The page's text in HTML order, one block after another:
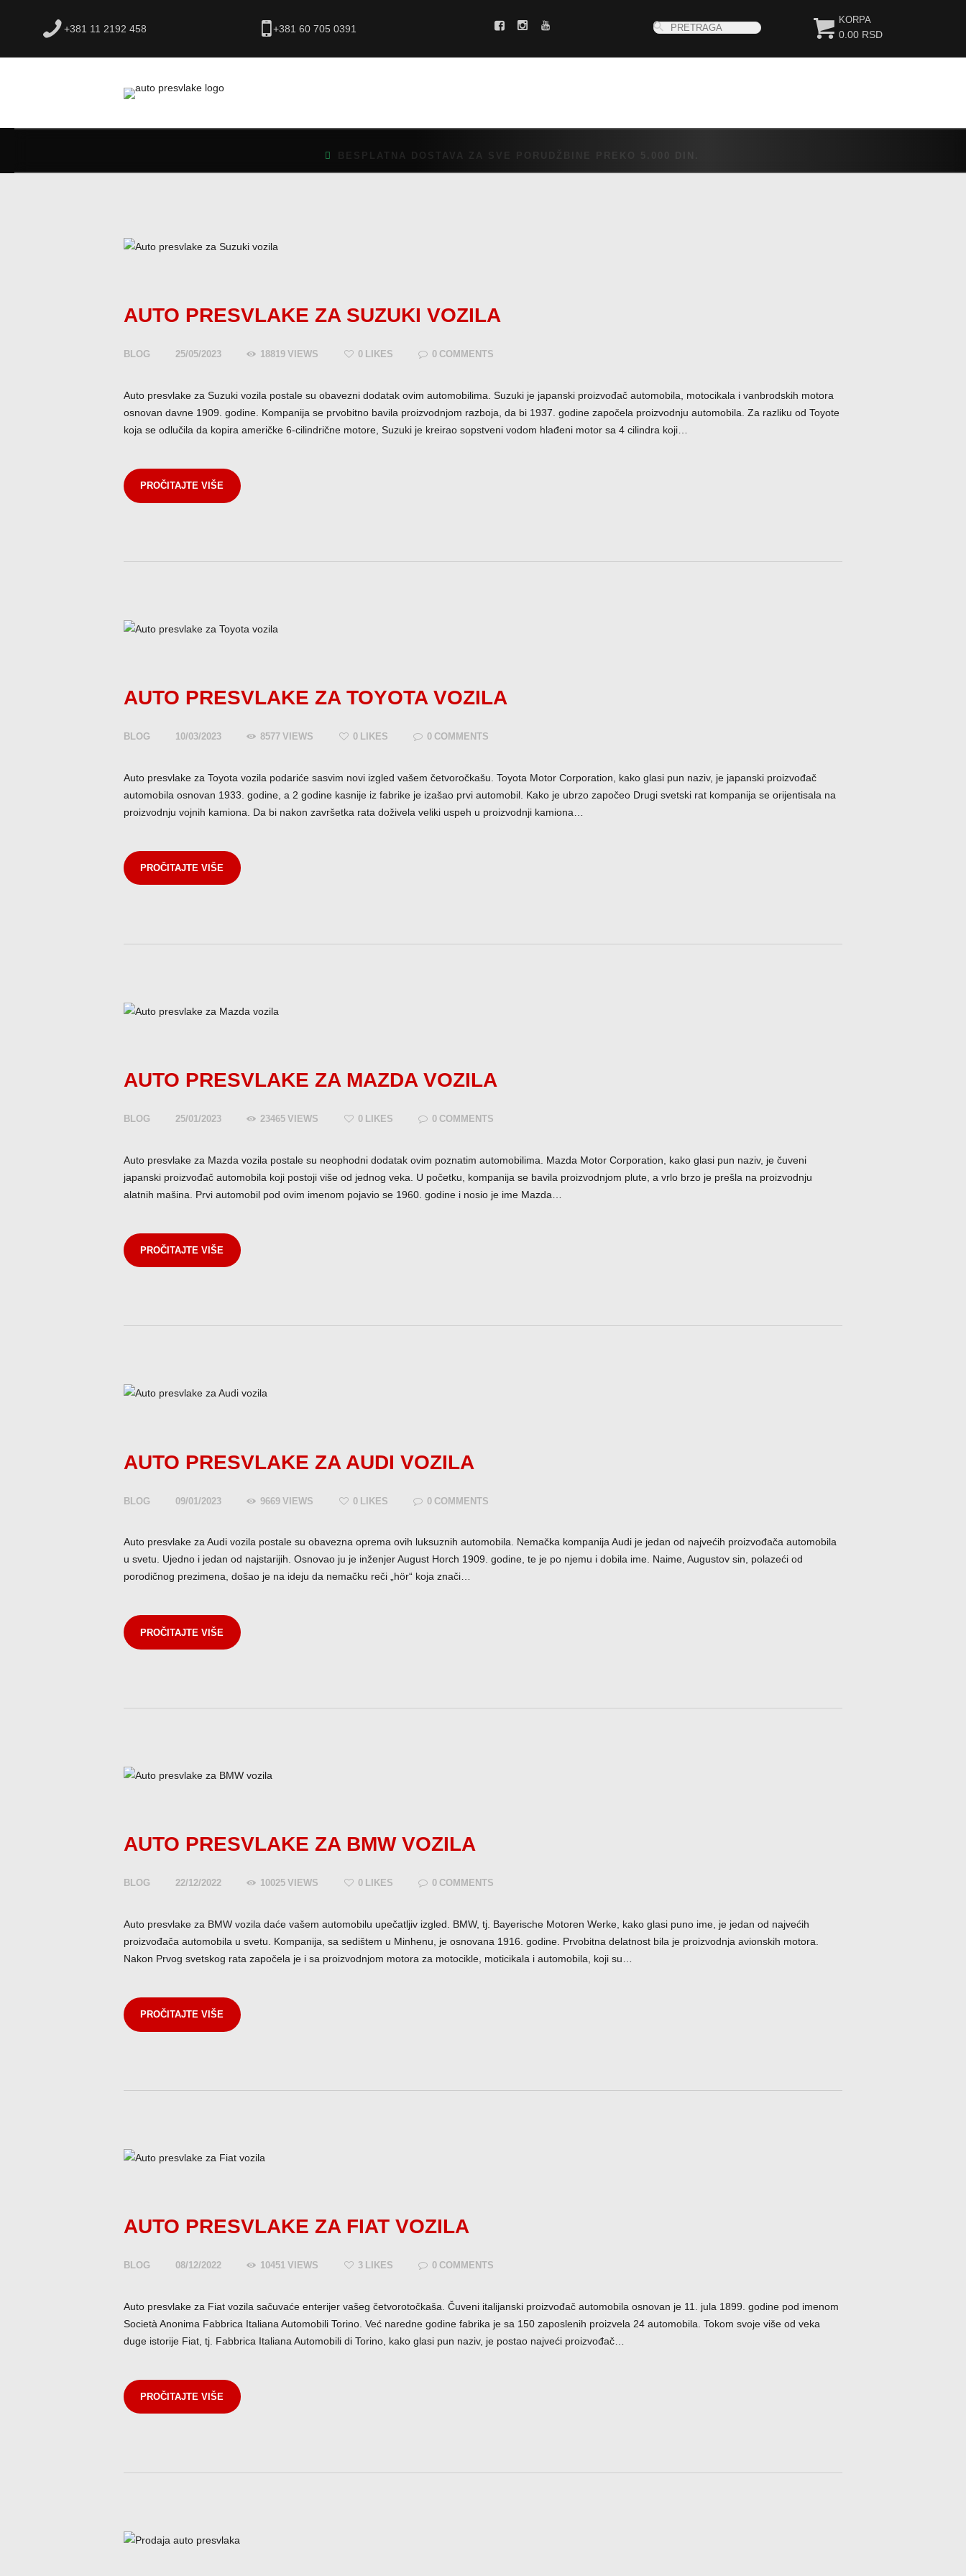
+381 11 2192 458 +381 60 705 0391
KORPA
0.00 RSD
BESPLATNA DOSTAVA ZA SVE PORUDŽBINE PREKO 5.000 DIN.
BLOG
Pozovi odmah
AUTO PRESVLAKE ZA SUZUKI VOZILA
BLOG 25/05/2023 18819 VIEWS 0 LIKES 0 COMMENTS
Auto presvlake za Suzuki vozila postale su obavezni dodatak ovim automobilima. Suzuki je japanski proizvođač automobila, motocikala i vanbrodskih motora
osnovan davne 1909. godine. Kompanija se prvobitno bavila proizvodnjom razboja, da bi 1937. godine započela proizvodnju automobila. Za razliku od Toyote
koja se odlučila da kopira američke 6-cilindrične motore, Suzuki je kreirao sopstveni vodom hlađeni motor sa 4 cilindra koji…
PROČITAJTE VIŠE
AUTO PRESVLAKE ZA TOYOTA VOZILA
BLOG 10/03/2023 8577 VIEWS 0 LIKES 0 COMMENTS
Auto presvlake za Toyota vozila podariće sasvim novi izgled vašem četvoročkašu. Toyota Motor Corporation, kako glasi pun naziv, je japanski proizvođač
automobila osnovan 1933. godine, a 2 godine kasnije iz fabrike je izašao prvi automobil. Kako je ubrzo započeo Drugi svetski rat kompanija se orijentisala na
proizvodnju vojnih kamiona. Da bi nakon završetka rata doživela veliki uspeh u proizvodnji kamiona…
PROČITAJTE VIŠE
AUTO PRESVLAKE ZA MAZDA VOZILA
BLOG 25/01/2023 23465 VIEWS 0 LIKES 0 COMMENTS
Auto presvlake za Mazda vozila postale su neophodni dodatak ovim poznatim automobilima. Mazda Motor Corporation, kako glasi pun naziv, je čuveni
japanski proizvođač automobila koji postoji više od jednog veka. U početku, kompanija se bavila proizvodnjom plute, a vrlo brzo je prešla na proizvodnju
alatnih mašina. Prvi automobil pod ovim imenom pojavio se 1960. godine i nosio je ime Mazda…
PROČITAJTE VIŠE
AUTO PRESVLAKE ZA AUDI VOZILA
BLOG 09/01/2023 9669 VIEWS 0 LIKES 0 COMMENTS
Auto presvlake za Audi vozila postale su obavezna oprema ovih luksuznih automobila. Nemačka kompanija Audi je jedan od najvećih proizvođača automobila
u svetu. Ujedno i jedan od najstarijih. Osnovao ju je inženjer August Horch 1909. godine, te je po njemu i dobila ime. Naime, Augustov sin, polazeći od
porodičnog prezimena, došao je na ideju da nemačku reči „hör“ koja znači…
PROČITAJTE VIŠE
AUTO PRESVLAKE ZA BMW VOZILA
BLOG 22/12/2022 10025 VIEWS 0 LIKES 0 COMMENTS
Auto presvlake za BMW vozila daće vašem automobilu upečatljiv izgled. BMW, tj. Bayerische Motoren Werke, kako glasi puno ime, je jedan od najvećih
proizvođača automobila u svetu. Kompanija, sa sedištem u Minhenu, je osnovana 1916. godine. Prvobitna delatnost bila je proizvodnja avionskih motora.
Nakon Prvog svetskog rata započela je i sa proizvodnjom motora za motocikle, moticikala i automobila, koji su…
PROČITAJTE VIŠE
AUTO PRESVLAKE ZA FIAT VOZILA
BLOG 08/12/2022 10451 VIEWS 3 LIKES 0 COMMENTS
Auto presvlake za Fiat vozila sačuvaće enterijer vašeg četvorotočkaša. Čuveni italijanski proizvođač automobila osnovan je 11. jula 1899. godine pod imenom
Società Anonima Fabbrica Italiana Automobili Torino. Već naredne godine fabrika je sa 150 zaposlenih proizvela 24 automobila. Tokom svoje više od veka
duge istorije Fiat, tj. Fabbrica Italiana Automobili di Torino, kako glasi pun naziv, je postao najveći proizvođač…
PROČITAJTE VIŠE